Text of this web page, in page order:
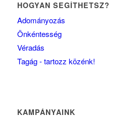
HOGYAN SEGÍTHETSZ?
Adományozás
Önkéntesség
Véradás
Tagág - tartozz közénk!
KAMPÁNYAINK